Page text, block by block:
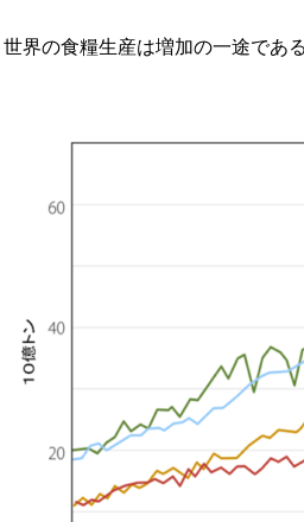
界の食糧生産は増加の一途であ